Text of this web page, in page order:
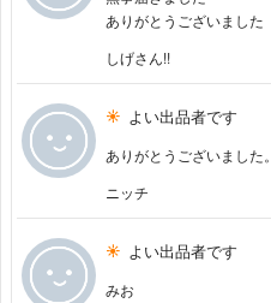
ありがとうございました
しげさん!!
よい出品者です
ありがとうございました。
ニッチ
よい出品者です
みお